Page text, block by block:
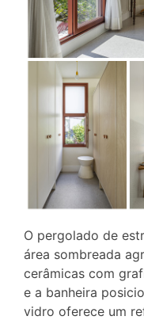
O pergolado de
área sombreada
cerâmicas com
e a banheira
vidro oferece um